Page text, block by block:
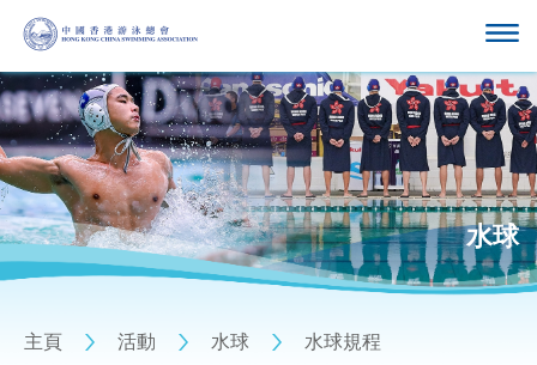
水球
主頁 活動 水球 水球規程